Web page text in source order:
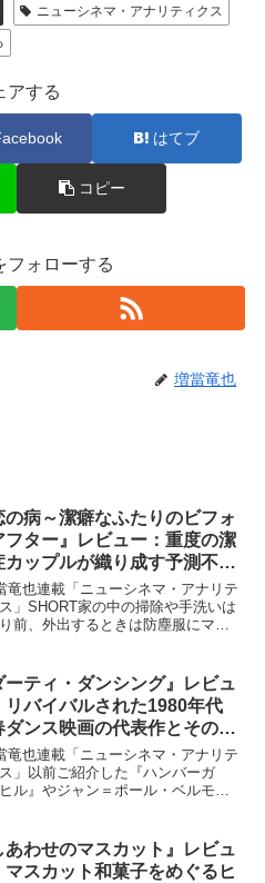
ニューシネマ・アナリティクス
アする
はてブ
コピー
フォローする
増當竜也
の病～潔癖なふたりのビフォ
フター』レビュー：重度の潔
カップルが織り成す予測不能
の行方！？
竜也連載「ニューシネマ・アナリテ
」SHORT家の中の掃除や手洗いは
前、外出するときは防塵服にマス
ン）とジン（ニッキー・シエ）。こ
全潔癖武装男女...
ーティ・ダンシング』レビュ
リバイバルされた1980年代
ダンス映画の代表作とその軌
竜也連載「ニューシネマ・アナリテ
」以前ご紹介した『ハンバーガ
ル』やジャン＝ポール・ベルモン
と銀幕ではお目にかかれないだろう
めていた往年の名作映...
あわせのマスカット』レビュ
マスカット和菓子をめぐるヒ